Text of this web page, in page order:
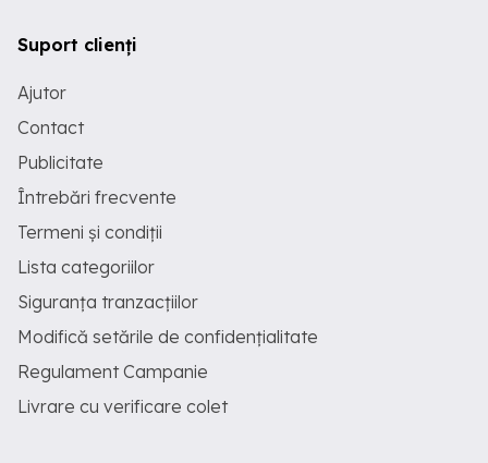
0748678641 - Lavinia Email:
Strada Ana Ipatescu, nr. 5, Suceava,
Suport clienți
Ajutor
Contact
Publicitate
Întrebări frecvente
Termeni și condiții
Lista categoriilor
Siguranța tranzacțiilor
Modifică setările de confidențialitate
Regulament Campanie
Livrare cu verificare colet